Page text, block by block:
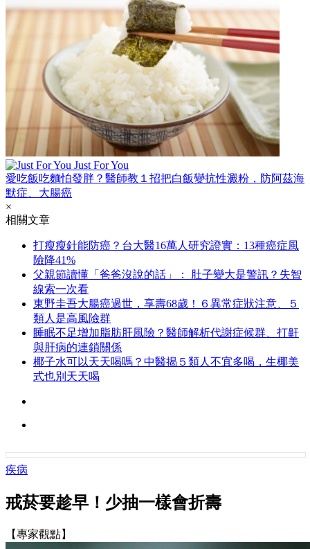
Just For You
愛吃飯吃麵怕發胖？醫師教１招把白飯變抗性澱粉，防阿茲海
默症、大腸癌
×
相關文章
打瘦瘦針能防癌？台大醫16萬人研究證實：13種癌症風
險降41%
父親節讀懂「爸爸沒說的話」： 肚子變大是警訊？失智
線索一次看
東野圭吾大腸癌過世，享壽68歲！６異常症狀注意、５
類人是高風險群
睡眠不足增加脂肪肝風險？醫師解析代謝症候群、打鼾
與肝病的連鎖關係
椰子水可以天天喝嗎？中醫揭５類人不宜多喝，生椰美
式也別天天喝
疾病
戒菸要趁早！少抽一樣會折壽
【專家觀點】